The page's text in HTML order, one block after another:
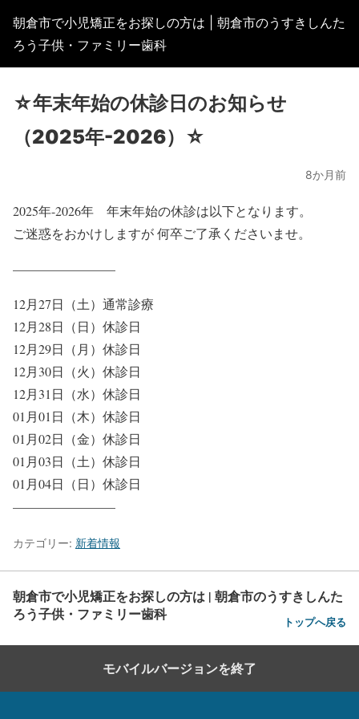
朝倉市で小児矯正をお探しの方は | 朝倉市のうすきしんた
ろう子供・ファミリー歯科
☆年末年始の休診日のお知らせ
（2025年-2026）☆
8か月前
2025年-2026年 年末年始の休診は以下となります。
ご迷惑をおかけしますが 何卒ご了承くださいませ。
————————
12月27日（土） 通常診療
12月28日（日） 休診日
12月29日（月） 休診日
12月30日（火） 休診日
12月31日（水） 休診日
01月01日（木） 休診日
01月02日（金） 休診日
01月03日（土） 休診日
01月04日（日） 休診日
————————
カテゴリー: 新着情報
朝倉市で小児矯正をお探しの方は | 朝倉市のうすきしんた
ろう子供・ファミリー歯科
トップへ戻る
モバイルバージョンを終了